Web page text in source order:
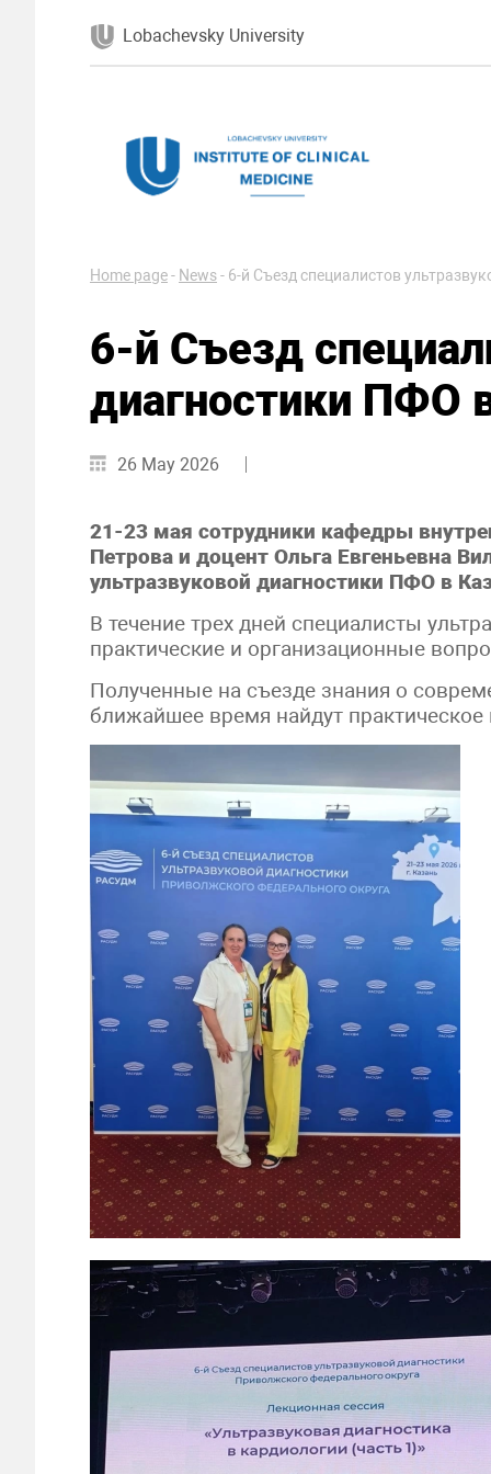
Lobachevsky University
Home page- News- 6-й Съезд специалистов
6-й Съезд
диагностики ПФО
26 May 2026
21-23 мая сотрудники кафедры
Петрова и доцент Ольга Евгеньевна
ультразвуковой диагностики ПФО в
В течение трех дней специалисты
практические и организационные
Полученные на съезде знания о
ближайшее время найдут